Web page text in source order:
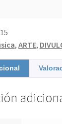
, ARTE,